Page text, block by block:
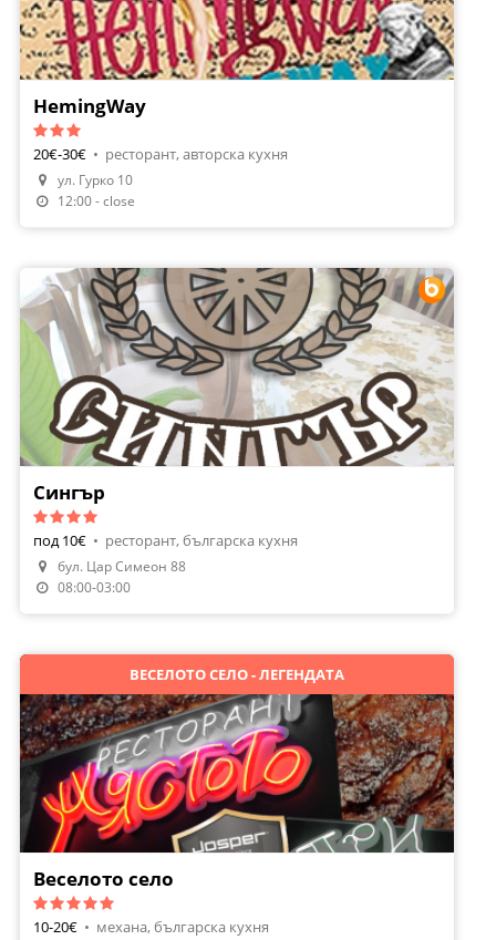
HemingWay
20€-30€ • ресторант, авторска кухня
ул. Гурко 10
12:00 - close
Направи Резервация
Сингър
под 10€ • ресторант, българска кухня
бул. Цaр Симеон 88
08:00-03:00
ВЕСЕЛОТО СЕЛО - ЛЕГЕНДАТА
Веселото село
10-20€ • механа, българска кухня